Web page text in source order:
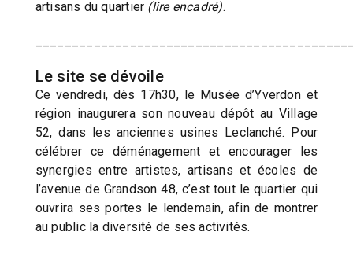
artisans du quartier (lire encadré).
Le site se dévoile
Ce vendredi, dès 17h30, le Musée d’Yverdon et
région inaugurera son nouveau dépôt au Village
52, dans les anciennes usines Leclanché. Pour
célébrer ce déménagement et encourager les
synergies entre artistes, artisans et écoles de
l’avenue de Grandson 48, c’est tout le quartier qui
ouvrira ses portes le lendemain, afin de montrer
au public la diversité de ses activités.